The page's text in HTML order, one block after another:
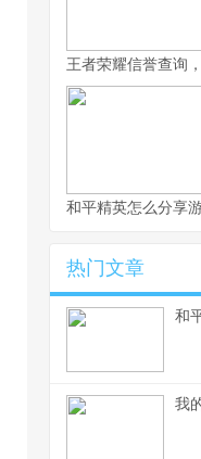
王者荣耀信誉查询
和平精英怎么分享
热门文章
和
我